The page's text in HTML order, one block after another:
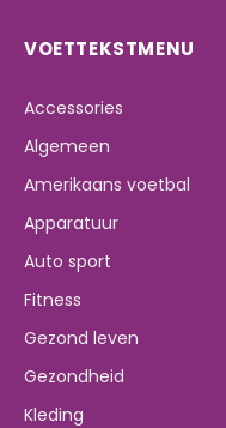
VOETTEKSTMENU
Accessories
Algemeen
Amerikaans voetbal
Apparatuur
Auto sport
Fitness
Gezond leven
Gezondheid
Kleding